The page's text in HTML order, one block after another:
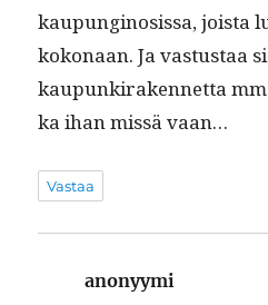
kaupungi­nosis­sa, joista
kokon­aan. Ja vas­tus­taa
kaupunki­raken­net­ta
ka ihan mis­sä vaan…
Vastaa
anonyymi